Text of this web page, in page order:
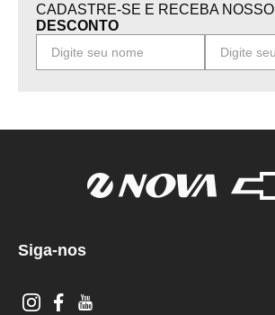
CADASTRE-SE E RECEBA NOSSO
DESCONTO
Siga-nos